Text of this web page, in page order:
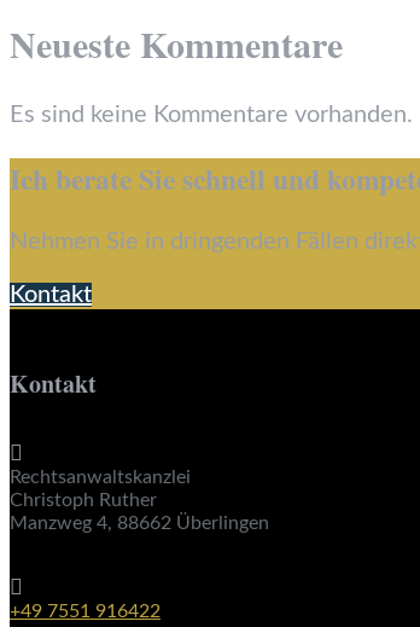
Neueste Kommentare
Es sind keine Kommentare vorhanden.
Ich berate Sie schnell und
Nehmen Sie in dringenden Fällen
Kontakt
Kontakt

Rechtsanwaltskanzlei
Christoph Ruther
Manzweg 4, 88662 Überlingen

+49 7551 916422